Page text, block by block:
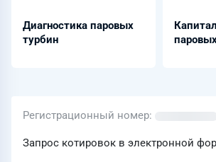
Диагностика паровых
турбин
Регистрационный номер
Запрос котировок в электронной